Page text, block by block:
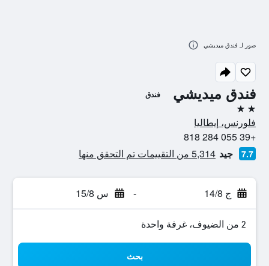
فندق ميديشي فندق
2 نجمتين
فلورنس، إيطاليا
+39 055 284 818
7.7 جيد 5,314 من التقييمات تم التحقق منها
ج 14/8 - س 15/8
2 من الضيوف، غرفة واحدة
بحث
صور لـ فندق ميديشي